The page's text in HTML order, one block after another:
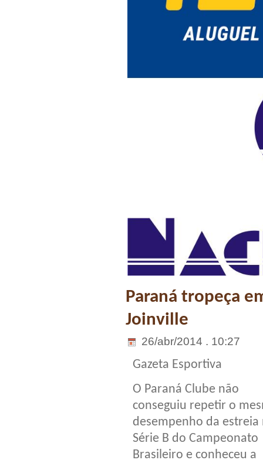
Paraná tropeça
Joinville
26/abr/2014 . 10:27
Gazeta Esportiva
O Paraná Clube não
conseguiu repetir o
desempenho da estreia
Série B do Campeonato
Brasileiro e conheceu a